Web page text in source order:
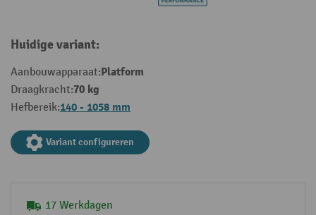
Huidige variant:
Aanbouwapparaat:Platform
Draagkracht:70 kg
Hefbereik:140 - 1058 mm
Variant configureren
17 Werkdagen